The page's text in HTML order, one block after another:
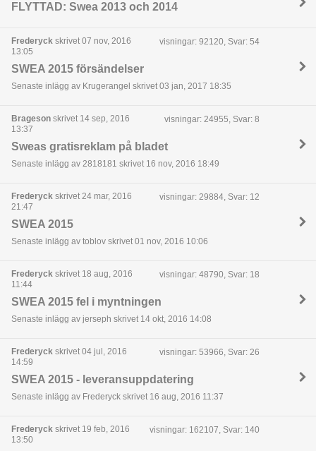
FLYTTAD: Swea 2013 och 2014
Frederyck skrivet 07 nov, 2016
13:05
visningar: 92120, Svar: 54
SWEA 2015 försändelser
Senaste inlägg av Krugerangel skrivet 03 jan, 2017 18:35
Brageson skrivet 14 sep, 2016
13:37
visningar: 24955, Svar: 8
Sweas gratisreklam på bladet
Senaste inlägg av 2818181 skrivet 16 nov, 2016 18:49
Frederyck skrivet 24 mar, 2016
21:47
visningar: 29884, Svar: 12
SWEA 2015
Senaste inlägg av toblov skrivet 01 nov, 2016 10:06
Frederyck skrivet 18 aug, 2016
11:44
visningar: 48790, Svar: 18
SWEA 2015 fel i myntningen
Senaste inlägg av jerseph skrivet 14 okt, 2016 14:08
Frederyck skrivet 04 jul, 2016
14:59
visningar: 53966, Svar: 26
SWEA 2015 - leveransuppdatering
Senaste inlägg av Frederyck skrivet 16 aug, 2016 11:37
Frederyck skrivet 19 feb, 2016
13:50
visningar: 162107, Svar: 140